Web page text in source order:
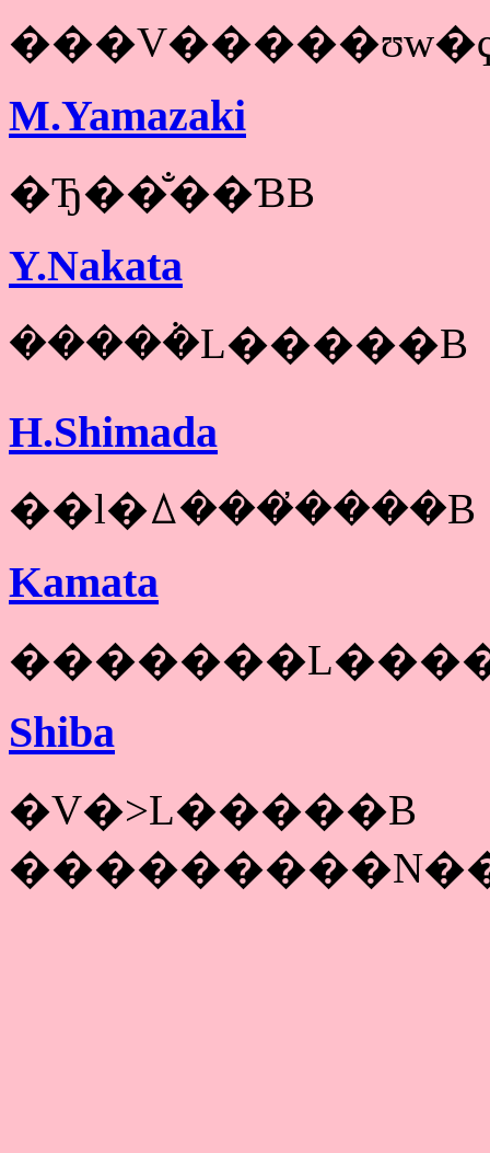
M.Yamazaki
�Ђ��̐��ƁB
Y.Nakata
�����݃L�����B
H.Shimada
��l�ꕔ���̓����B
Kamata
Shiba
�V�˃L�����B